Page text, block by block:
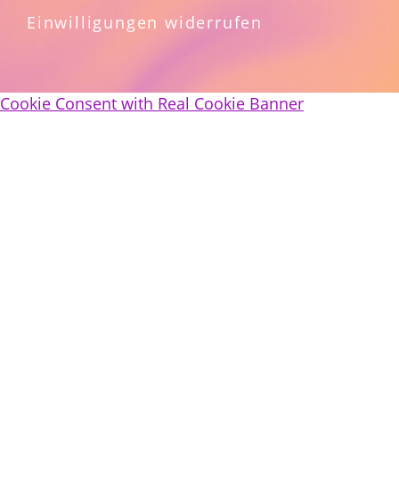
Einwilligungen widerrufen
Cookie Consent with Real Cookie Banner